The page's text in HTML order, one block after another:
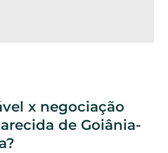
x negociação
de Goiânia-